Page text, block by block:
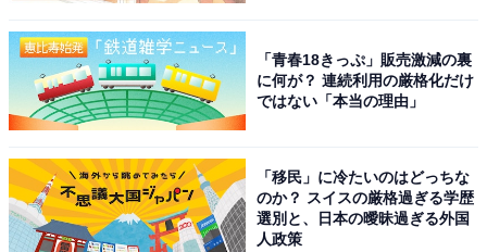
きとの声が多く集まりました。
さらに、「人を惹きつける魅力がすごいと思う。仲間の
きさ。あのゾロとサンジでさえルフィの前では涙を見せ
る。これってルフィへの信頼感が相当強くないと見せら
れないと思う。カリスマだと思う（31歳女性）」「落ち
「青春18きっぷ」販売激減の裏
に何が？ 連続利用の厳格化だけ
ではない「本当の理由」
「移民」に冷たいのはどっちな
のか？ スイスの厳格過ぎる学歴
選別と、日本の曖昧過ぎる外国
人政策